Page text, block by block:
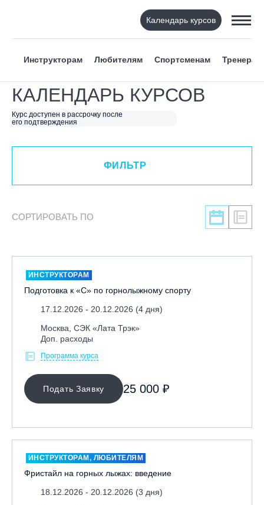
Календарь курсов
Инструкторам Любителям Спортсменам Тренерам
КАЛЕНДАРЬ КУРСОВ
Курс доступен в рассрочку после
его подтверждения
ФИЛЬТР
ВИД СПОРТА
Я ХОЧУ
КАТЕГОРИЯ
ЛЕКТОР
МЕСТО ПРОВЕДЕНИЯ
Байкальск, ГЛЦ «Гора Соболиная»
Вологодская обл., ГЛК "Ципина гора"
Грузия, ГК «Гудаури»
Дистанционно
ФИЛЬТР
СОРТИРОВАТЬ ПО
ИНСТРУКТОРАМ
Подготовка к «С» по горнолыжному спорту
17.12.2026 - 20.12.2026 (4 дня)
Москва, СЭК «Лата Трэк»
Доп. расходы
Программа курса
Подать Заявку 25 000 ₽
ИНСТРУКТОРАМ, ЛЮБИТЕЛЯМ
Фристайл на горных лыжах: введение
18.12.2026 - 20.12.2026 (3 дня)